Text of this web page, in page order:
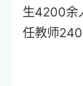
生4200余
任教师240